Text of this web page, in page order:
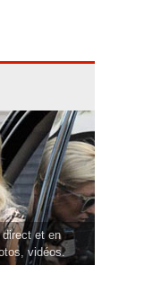
et en
vidéos.